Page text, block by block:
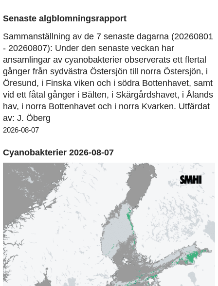
Senaste algblomningsrapport
Sammanställning av de 7 senaste dagarna (20260801
- 20260807): Under den senaste veckan har
ansamlingar av cyanobakterier observerats ett flertal
gånger från sydvästra Östersjön till norra Östersjön, i
Öresund, i Finska viken och i södra Bottenhavet, samt
vid ett fåtal gånger i Bälten, i Skärgårdshavet, i Ålands
hav, i norra Bottenhavet och i norra Kvarken. Utfärdat
av: J. Öberg
2026-08-07
Cyanobakterier 2026-08-07